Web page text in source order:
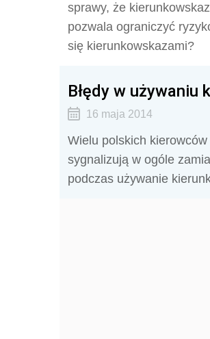
sprawy, że
pozwala ograniczyć
się kierunkowskazami?
Błędy w używaniu
16 maja 2014
Wielu polskich
sygnalizują w ogóle
podczas używanie